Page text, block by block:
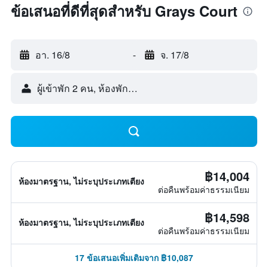
ข้อเสนอที่ดีที่สุดสำหรับ Grays Court
อา. 16/8 - จ. 17/8
ผู้เข้าพัก 2 คน, ห้องพัก 1 ห้อง
ห้องมาตรฐาน, ไม่ระบุประเภทเตียง ฿14,004
ต่อคืนพร้อมค่าธรรมเนียม
ห้องมาตรฐาน, ไม่ระบุประเภทเตียง ฿14,598
ต่อคืนพร้อมค่าธรรมเนียม
17 ข้อเสนอเพิ่มเติมจาก ฿10,087